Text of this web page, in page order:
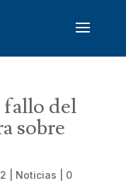
fallo del
sobre
Noticias
0